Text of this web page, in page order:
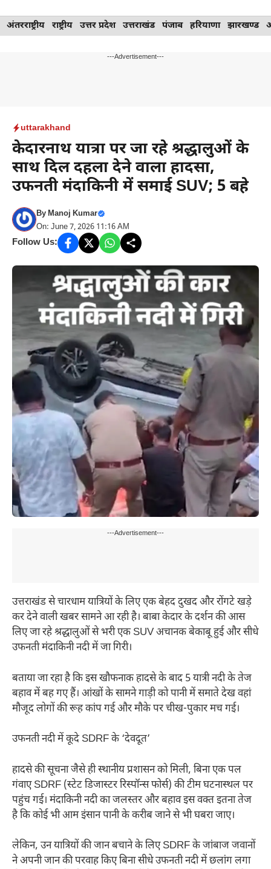
Skip
to
अंतरराष्ट्रीय राष्ट्रीय उत्तर प्रदेश उत्तराखंड पंजाब हरियाणा झारखण्ड
---Advertisement---
uttarakhand
केदारनाथ यात्रा पर जा रहे श्रद्धालुओं के
साथ दिल दहला देने वाला हादसा,
उफनती मंदाकिनी में समाई SUV; 5 बहे
ByManoj Kumar
On: June 7, 2026 11:16 AM
Follow Us:
---Advertisement---
उत्तराखंड से चारधाम यात्रियों के लिए एक बेहद दुखद और रोंगटे खड़े
कर देने वाली खबर सामने आ रही है। बाबा केदार के दर्शन की आस
लिए जा रहे श्रद्धालुओं से भरी एक SUV अचानक बेकाबू हुई और सीधे
उफनती मंदाकिनी नदी में जा गिरी।
बताया जा रहा है कि इस खौफनाक हादसे के बाद 5 यात्री नदी के तेज
बहाव में बह गए हैं। आंखों के सामने गाड़ी को पानी में समाते देख वहां
मौजूद लोगों की रूह कांप गई और मौके पर चीख-पुकार मच गई।
उफनती नदी में कूदे SDRF के ‘देवदूत’
हादसे की सूचना जैसे ही स्थानीय प्रशासन को मिली, बिना एक पल
गंवाए SDRF (स्टेट डिजास्टर रिस्पॉन्स फोर्स) की टीम घटनास्थल पर
पहुंच गई। मंदाकिनी नदी का जलस्तर और बहाव इस वक्त इतना तेज
है कि कोई भी आम इंसान पानी के करीब जाने से भी घबरा जाए।
लेकिन, उन यात्रियों की जान बचाने के लिए SDRF के जांबाज जवानों
ने अपनी जान की परवाह किए बिना सीधे उफनती नदी में छलांग लगा